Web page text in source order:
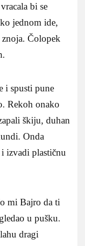
bi se
jednom ide,
Čolopek
i spusti pune
Rekoh onako
škiju, duhan
Onda
izvadi plastičnu
mi Bajro da ti
u pušku.
dragi